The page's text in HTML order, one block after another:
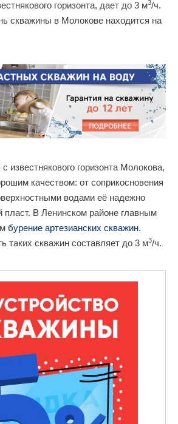
горизонта, дает до 3 м3/ч.
скважины в Молокове находится на
известнякового горизонта Молокова,
качеством: от соприкосновения
водами её надежно
В Ленинском районе главным
бурение артезианских скважин.
таких скважин составляет до 3 м3/ч.